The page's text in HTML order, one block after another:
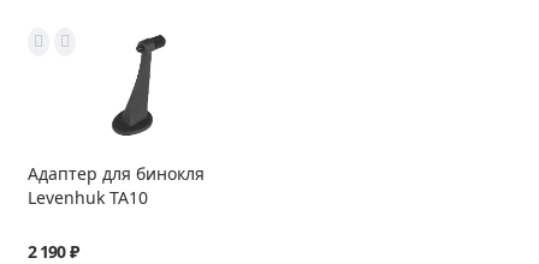
Адаптер для бинокля
Levenhuk TA10
2 190 ₽